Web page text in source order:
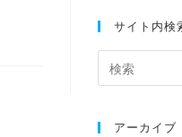
サイト内検
アーカイブ